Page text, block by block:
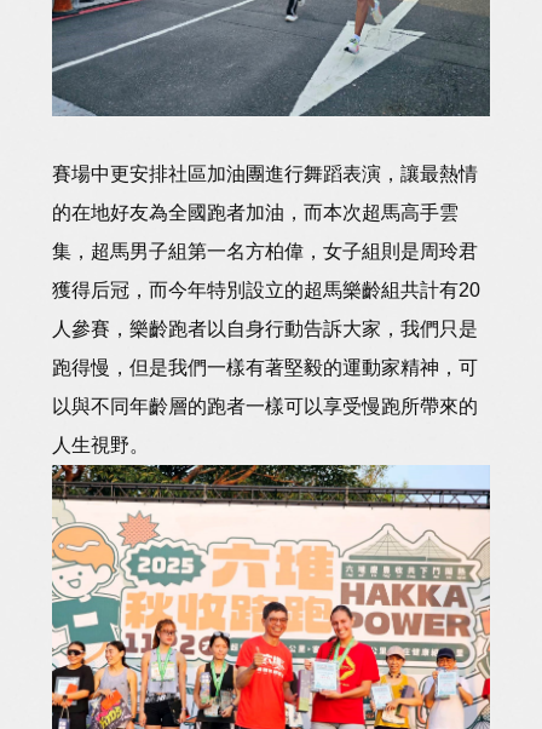
賽場中更安排社區加油團進行舞蹈表演，讓最熱情
的在地好友為全國跑者加油，而本次超馬高手雲
集，超馬男子組第一名方柏偉，女子組則是周玲君
獲得后冠，而今年特別設立的超馬樂齡組共計有20
人參賽，樂齡跑者以自身行動告訴大家，我們只是
跑得慢，但是我們一樣有著堅毅的運動家精神，可
以與不同年齡層的跑者一樣可以享受慢跑所帶來的
人生視野。